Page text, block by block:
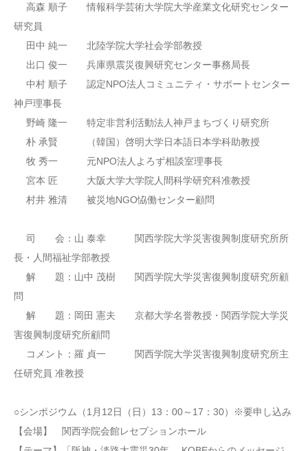
高森 順子 情報科学芸術大学院大学産業文化研究センター
研究員
田中 純一 北陸学院大学社会学部教授
出口 俊一 兵庫県震災復興研究センター事務局長
中村 順子 認定NPO法人コミュニティ・サポートセンター
神戸理事長
野崎 隆一 特定非営利活動法人神戸まちづくり研究所
朴 承賢 （韓国）啓明大学日本語日本学科助教授
牧 秀一 元NPO法人よろず相談室理事長
宮本 匠 大阪大学大学院人間科学研究科准教授
村井 雅清 被災地NGO恊働センター顧問
司 会：山 泰幸 関西学院大学災害復興制度研究所所
長・人間福祉学部教授
解 題：山中 茂樹 関西学院大学災害復興制度研究所顧
問
解 題：岡田 憲夫 京都大学名誉教授・関西学院大学災
害復興制度研究所顧問
コメント：羅 貞一 関西学院大学災害復興制度研究所主
任研究員 准教授
○シンポジウム（1月12日（日）13：00～17：30）※要申し込み
【会場】 関西学院会館レセプションホール